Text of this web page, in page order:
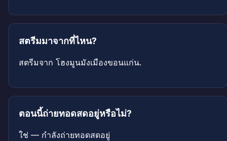
สตรีมมาจากที่ไหน?
สตรีมจาก โฮงมูนมังเมืองขอนแก่น.
ตอนนี้ถ่ายทอดสดอยู่หรือไม่?
ใช่ — กำลังถ่ายทอดสดอยู่